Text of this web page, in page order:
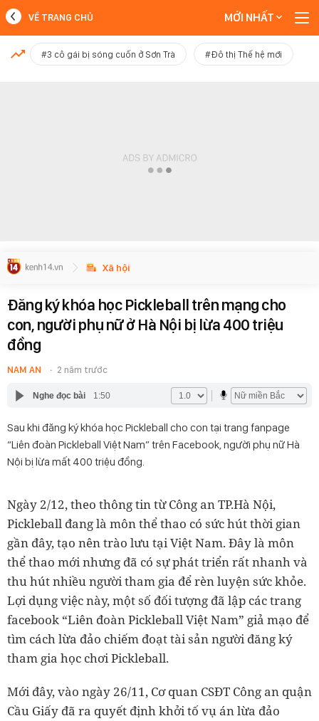
MỚI NHẤT
VỀ TRANG CHỦ MỚI NHẤT
#3 cô gái bị sóng cuốn ở Sơn Trà #Đô thị Thế hệ mới
Xã hội
Đăng ký khóa học Pickleball trên mạng cho
con, người phụ nữ ở Hà Nội bị lừa 400 triệu
đồng
NAM AN 2 năm trước
Nghe đọc bài 1:50
Sau khi đăng ký khóa học Pickleball cho con tại trang fanpage
“Liên đoàn Pickleball Việt Nam” trên Facebook, người phụ nữ Hà
Nội bị lừa mất 400 triệu đồng.
Ngày 2/12, theo thông tin từ Công an TP.Hà Nội,
Pickleball đang là môn thể thao có sức hút thời gian
gần đây, tạo nên trào lưu tại Việt Nam. Đây là môn
thể thao mới nhưng đã có sự phát triển rất nhanh và
thu hút nhiều người tham gia để rèn luyện sức khỏe.
Lợi dụng việc này, một số đối tượng đã lập các trang
facebook “Liên đoàn Pickleball Việt Nam” giả mạo để
tìm cách lừa đảo chiếm đoạt tài sản người đăng ký
tham gia học chơi Pickleball.
Mới đây, vào ngày 26/11, Cơ quan CSĐT Công an quận
Cầu Giấy đã ra quyết định khởi tố vụ án lừa đảo